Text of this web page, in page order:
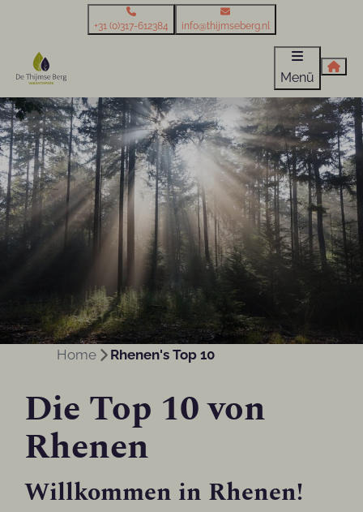
+31 (0)317-612384 info@thijmseberg.nl
Menü
Home Rhenen's Top 10
Die Top 10 von
Rhenen
Willkommen in Rhenen!